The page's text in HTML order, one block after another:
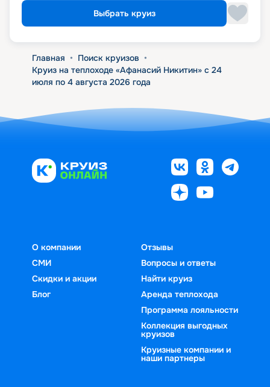
Выбрать круиз
Главная • Поиск круизов •
Круиз на теплоходе «Афанасий Никитин» с 24
июля по 4 августа 2026 года
О компании
СМИ
Скидки и акции
Блог
Отзывы
Вопросы и ответы
Найти круиз
Аренда теплохода
Программа лояльности
Коллекция выгодных
круизов
Круизные компании и
наши партнеры